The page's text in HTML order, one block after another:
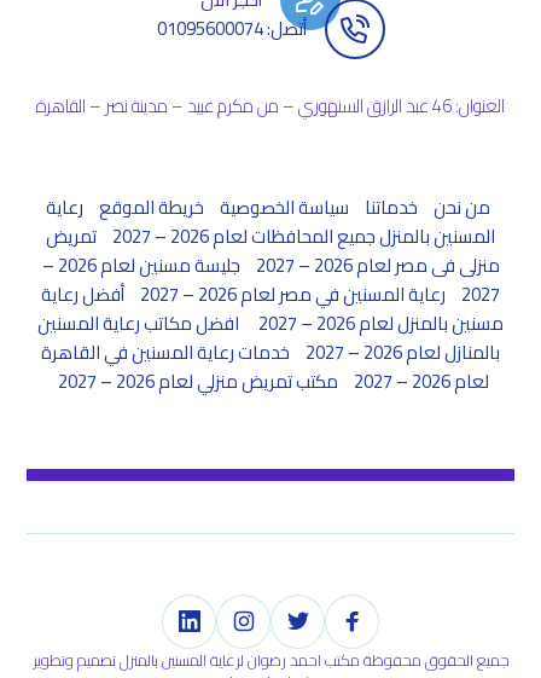
أتصل: 01095600074
العنوان: 46 عبد الرازق السنهوري – من مكرم عبيد – مدينة نصر – القاهرة
من نحن خدماتنا سياسة الخصوصية خريطة الموقع رعاية
المسنين بالمنزل جميع المحافظات لعام 2026 – 2027
تمريض
منزلى فى مصر لعام 2026 – 2027
جليسة مسنين لعام 2026 –
2027 رعاية المسنين في مصر لعام 2026 – 2027
أفضل رعاية
مسنين بالمنزل لعام 2026 – 2027
افضل مكاتب رعاية المسنين
بالمنازل لعام 2026 – 2027
خدمات رعاية المسنين في القاهرة
لعام 2026 – 2027
مكتب تمريض منزلي لعام 2026 – 2027
جميع الحقوق محفوظة مكتب احمد رضوان لرعاية المسنين بالمنزل تصميم وتطوير